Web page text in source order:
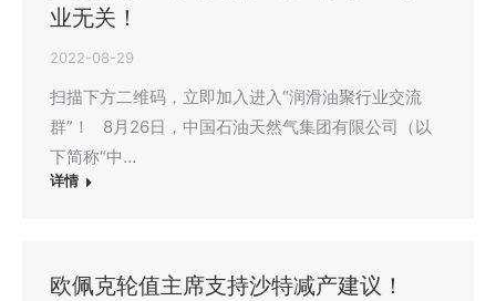
业无关！
2022-08-29
扫描下方二维码，立即加入进入“润滑油聚行业交流
群”！ 8月26日，中国石油天然气集团有限公司（以
下简称“中…
详情
欧佩克轮值主席支持沙特减产建议！